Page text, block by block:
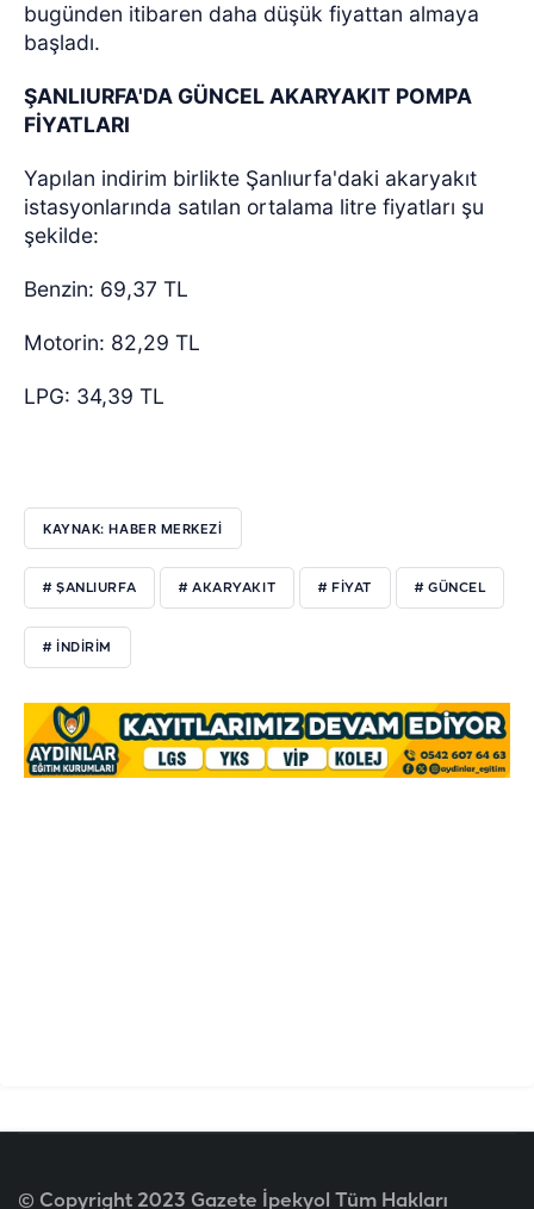
bugünden itibaren daha düşük fiyattan almaya
başladı.
ŞANLIURFA'DA GÜNCEL AKARYAKIT POMPA
FİYATLARI
Yapılan indirim birlikte Şanlıurfa'daki akaryakıt
istasyonlarında satılan ortalama litre fiyatları şu
şekilde:
Benzin: 69,37 TL
Motorin: 82,29 TL
LPG: 34,39 TL
KAYNAK: HABER MERKEZİ
# ŞANLIURFA # AKARYAKIT # FİYAT # GÜNCEL
# İNDİRİM
© Copyright 2023 Gazete İpekyol Tüm Hakları